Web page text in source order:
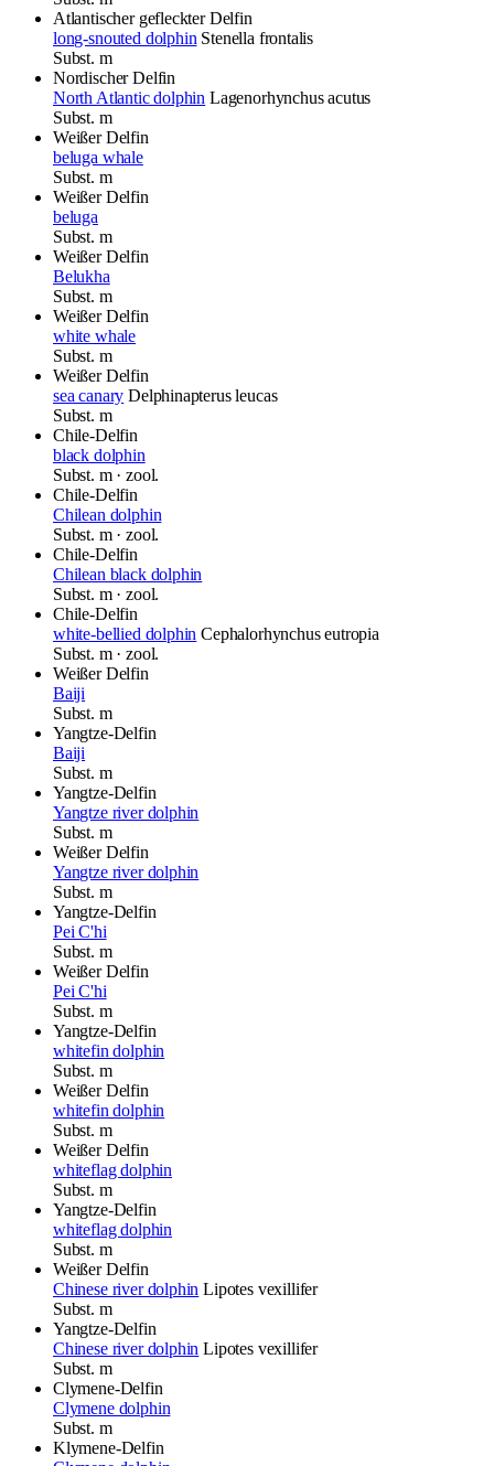
Atlantischer gefleckter Delfin
long-snouted dolphin Stenella frontalis
Subst. m
Nordischer Delfin
North Atlantic dolphin Lagenorhynchus acutus
Subst. m
Weißer Delfin
beluga whale
Subst. m
Weißer Delfin
beluga
Subst. m
Weißer Delfin
Belukha
Subst. m
Weißer Delfin
white whale
Subst. m
Weißer Delfin
sea canary Delphinapterus leucas
Subst. m
Chile-Delfin
black dolphin
Subst. m· zool.
Chile-Delfin
Chilean dolphin
Subst. m· zool.
Chile-Delfin
Chilean black dolphin
Subst. m· zool.
Chile-Delfin
white-bellied dolphin Cephalorhynchus eutropia
Subst. m· zool.
Weißer Delfin
Baiji
Subst. m
Yangtze-Delfin
Baiji
Subst. m
Yangtze-Delfin
Yangtze river dolphin
Subst. m
Weißer Delfin
Yangtze river dolphin
Subst. m
Yangtze-Delfin
Pei C'hi
Subst. m
Weißer Delfin
Pei C'hi
Subst. m
Yangtze-Delfin
whitefin dolphin
Subst. m
Weißer Delfin
whitefin dolphin
Subst. m
Weißer Delfin
whiteflag dolphin
Subst. m
Yangtze-Delfin
whiteflag dolphin
Subst. m
Weißer Delfin
Chinese river dolphin Lipotes vexillifer
Subst. m
Yangtze-Delfin
Chinese river dolphin Lipotes vexillifer
Subst. m
Clymene-Delfin
Clymene dolphin
Subst. m
Klymene-Delfin